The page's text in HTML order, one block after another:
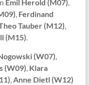
Emil Herold (M07)
Ferdinand
Tauber (M12)
(M15)
(W07)
(W09) Klara
Anne Dietl (W12)